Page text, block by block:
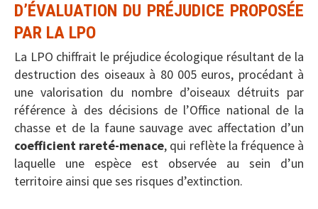
D’ÉVALUATION DU PRÉJUDICE PROPOSÉE
PAR LA LPO
La LPO chiffrait le préjudice écologique résultant de la
destruction des oiseaux à 80 005 euros, procédant à
une valorisation du nombre d’oiseaux détruits par
référence à des décisions de l’Office national de la
chasse et de la faune sauvage avec affectation d’un
coefficient rareté-menace, qui reflète la fréquence à
laquelle une espèce est observée au sein d’un
territoire ainsi que ses risques d’extinction.